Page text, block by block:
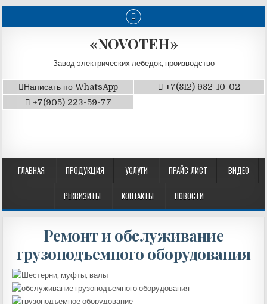
«NOVOTEH»
Завод электрических лебедок, производство
Написать по WhatsApp
+7(812) 982-10-02
+7(905) 223-59-77
ГЛАВНАЯ ПРОДУКЦИЯ УСЛУГИ ПРАЙС-ЛИСТ ВИДЕО
РЕКВИЗИТЫ КОНТАКТЫ НОВОСТИ
Ремонт и обслуживание
грузоподъемного оборудования